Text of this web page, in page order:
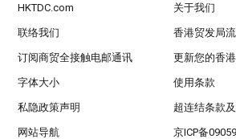
HKTDC.com 关于我们
联络我们 香港贸发局
订阅商贸全接触电邮通讯 更新您的香
字体大小 使用条款
私隐政策声明 超连结条款
网站导航 京ICP备